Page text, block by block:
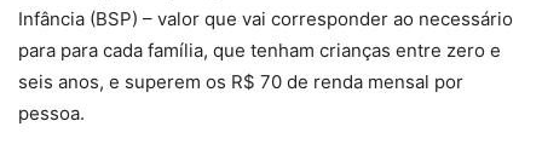
Infância (BSP) – valor que vai corresponder ao necessário
para para cada família, que tenham crianças entre zero e
seis anos, e superem os R$ 70 de renda mensal por
pessoa.